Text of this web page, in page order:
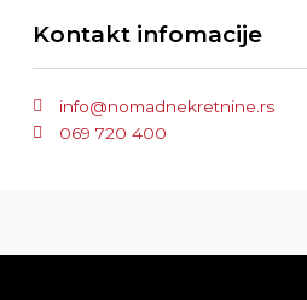
Kontakt infomacije
info@nomadnekretnine.rs
069 720 400